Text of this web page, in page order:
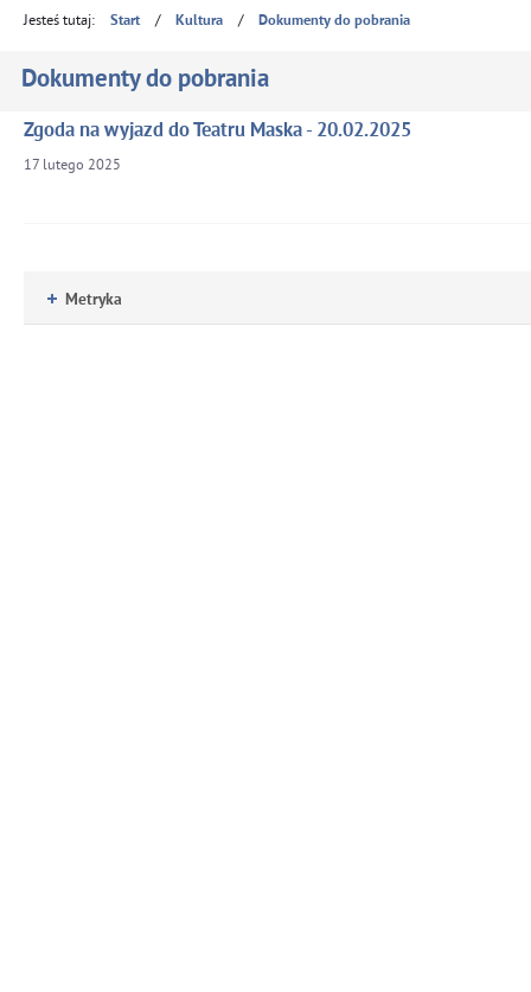
Jesteś tutaj: Start / Kultura / Dokumenty do pobrania
Dokumenty do pobrania
Zgoda na wyjazd do Teatru Maska - 20.02.2025
17 lutego 2025
Metryka